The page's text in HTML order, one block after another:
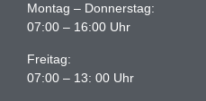
Montag – Donnerstag:
07:00 – 16:00 Uhr
Freitag:
07:00 – 13: 00 Uhr